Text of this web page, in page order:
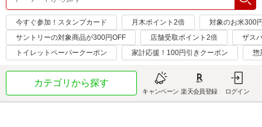
今すぐ参加！スタンプカード 月木ポイント2倍
対象のお米300
サントリーの対象商品が300円OFF
店舗受取ポイント2倍
ザス
トイレットペーパークーポン
家計応援！100円引きクーポン 惣
カテゴリから探す
キャンペーン 楽天会員登録 ログイン